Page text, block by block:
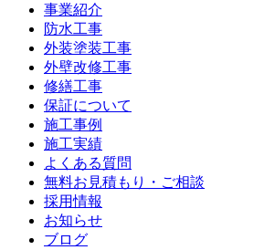
事業紹介
防水工事
外装塗装工事
外壁改修工事
修繕工事
保証について
施工事例
施工実績
よくある質問
無料お見積もり・ご相談
採用情報
お知らせ
ブログ